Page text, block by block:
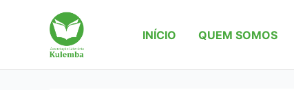
INÍCIO QUEM SOMOS